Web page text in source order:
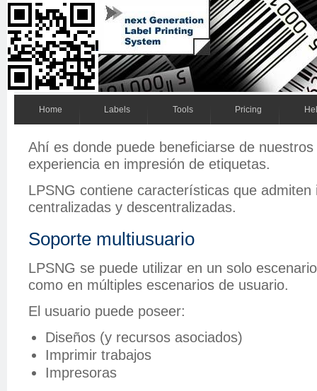
Home Labels Tools Pricing
Ahí es donde puede beneficiarse de
experiencia en impresión de etiquetas.
LPSNG contiene características que admiten
centralizadas y descentralizadas.
Soporte multiusuario
LPSNG se puede utilizar en un solo
como en múltiples escenarios de usuario.
El usuario puede poseer:
Diseños (y recursos asociados)
Imprimir trabajos
Impresoras